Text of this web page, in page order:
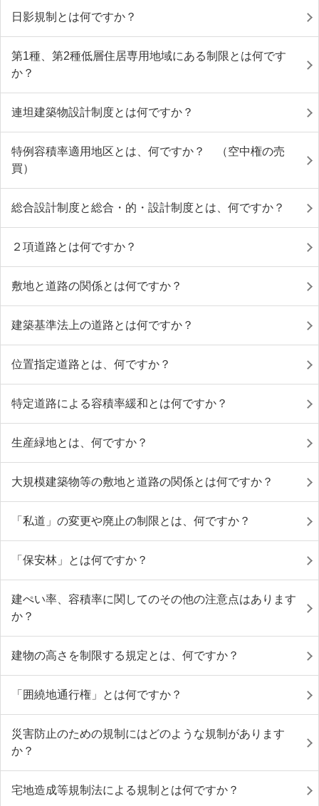
日影規制とは何ですか？
第1種、第2種低層住居専用地域にある制限とは何です
か？
連坦建築物設計制度とは何ですか？
特例容積率適用地区とは、何ですか？ （空中権の売
買）
総合設計制度と総合・的・設計制度とは、何ですか？
２項道路とは何ですか？
敷地と道路の関係とは何ですか？
建築基準法上の道路とは何ですか？
位置指定道路とは、何ですか？
特定道路による容積率緩和とは何ですか？
生産緑地とは、何ですか？
大規模建築物等の敷地と道路の関係とは何ですか？
「私道」の変更や廃止の制限とは、何ですか？
「保安林」とは何ですか？
建ぺい率、容積率に関してのその他の注意点はあります
か？
建物の高さを制限する規定とは、何ですか？
「囲繞地通行権」とは何ですか？
災害防止のための規制にはどのような規制があります
か？
宅地造成等規制法による規制とは何ですか？